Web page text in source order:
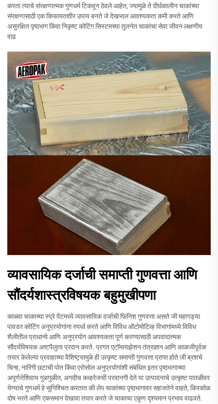
करता त्याचे संरक्षणात्मक गुणधर्म टिकवून ठेवले आहेत, ज्यामुळे ते दीर्घकालीन चाकांच्या
संरक्षणासाठी एक किफायतशीर उपाय बनते जे देखभाल आवश्यकता कमी करते आणि
असुरक्षित पृष्ठभाग किंवा निकृष्ट कोटिंग सिस्टमच्या तुलनेत चाकांचा सेवा जीवन लक्षणीय
वाढ
व्यावसायिक दर्जाची समाप्ती गुणवत्ता आणि
सौंदर्यशास्त्रविषयक बहुमुखीपणा
काळ्या चाकाच्या स्प्रे पेंटमध्ये व्यावसायिक दर्जाची फिनिश गुणवत्ता असते जी महागड्या
पावडर कोटिंग अनुप्रयोगांना स्पर्धा करते आणि विविध ऑटोमोटिव्ह विभागांमध्ये विविध
शैलीतील प्राधान्ये आणि अनुप्रयोग आवश्यकता पूर्ण करण्यासाठी अपवादात्मक
सौंदर्यविषयक अष्टपैलुत्व प्रदान करते. प्रगत एटॉमायझेशन तंत्रज्ञान आणि काळजीपूर्वक
तयार केलेल्या प्रवाहाच्या वैशिष्ट्यामुळे ही उत्कृष्ट समाप्ती गुणवत्ता प्राप्त होते जी ब्रशचे
चिन्ह, नारिंगी छटाची पोत किंवा एरोसोल अनुप्रयोगांशी संबंधित इतर पृष्ठभागाच्या
अपूर्णतेशिवाय गुळगुळीत, अगदीच कव्हरेजची परवानगी देते या उत्पादनाचे उत्कृष्ट पातळीवर
येण्याचे गुणधर्म हे सुनिश्चित करतात की लेप चाकांच्या पृष्ठभागावर सहजतेने वाहते, किरकोळ
दोष भरते आणि एकसमान देखावा तयार करते जे चाकाचा एकूण दृश्यमान प्रभाव वाढवते.